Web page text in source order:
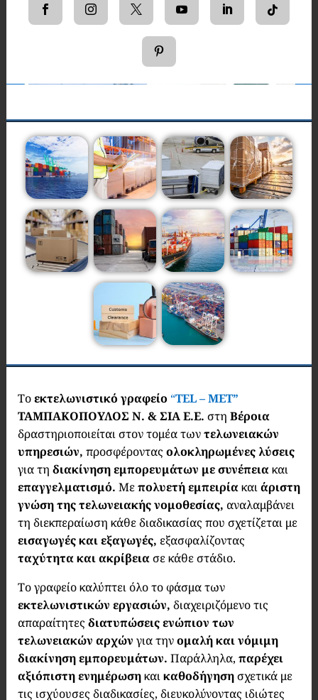
Τοεκτελωνιστικό γραφείο “TEL – MET”
ΤΑΜΠΑΚΟΠΟΥΛΟΣ Ν. & ΣΙΑ Ε.Ε. στη Βέροια
δραστηριοποιείται στον τομέα τωντελωνειακών
υπηρεσιών, προσφέροντας ολοκληρωμένες λύσεις
για τη διακίνηση εμπορευμάτων με συνέπειακαι
επαγγελματισμό. Μεπολυετή εμπειρίακαιάριστη
γνώση της τελωνειακής νομοθεσίας, αναλαμβάνει
τη διεκπεραίωση κάθε διαδικασίας που σχετίζεται με
εισαγωγές και εξαγωγές, εξασφαλίζοντας
ταχύτητα και ακρίβειασε κάθε στάδιο.
Το γραφείο καλύπτει όλο το φάσμα των
εκτελωνιστικών εργασιών, διαχειριζόμενο τις
απαραίτητες διατυπώσεις ενώπιον των
τελωνειακών αρχών για τηνομαλή και νόμιμη
διακίνηση εμπορευμάτων. Παράλληλα, παρέχει
αξιόπιστη ενημέρωσηκαικαθοδήγησησχετικά με
τις ισχύουσες διαδικασίες, διευκολύνοντας ιδιώτες